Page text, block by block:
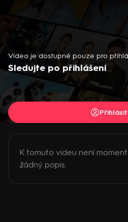
Video je dostupné pouze pro
Sledujte po přihlášení
K tomuto videu není
žádný popis.